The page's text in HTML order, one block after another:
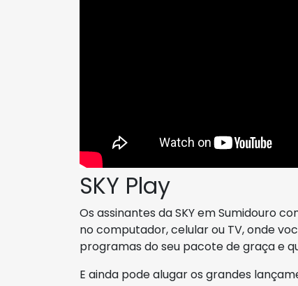
SKY Play
Os assinantes da SKY em Sumidouro
no computador, celular ou TV, onde
programas do seu pacote de graça e
E ainda pode alugar os grandes